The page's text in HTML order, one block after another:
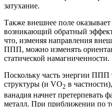
затухание.
Также внешнее поле
возникающий обратный
что, изменяя направления
ППП, можно изменять
статической намагниченности.
Поскольку часть энергии ППП
структуры (и VO2 в
ванадия начнет претерпевать
металл. При приближении по